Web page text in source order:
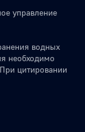
управление
водных
необходимо
цитировании